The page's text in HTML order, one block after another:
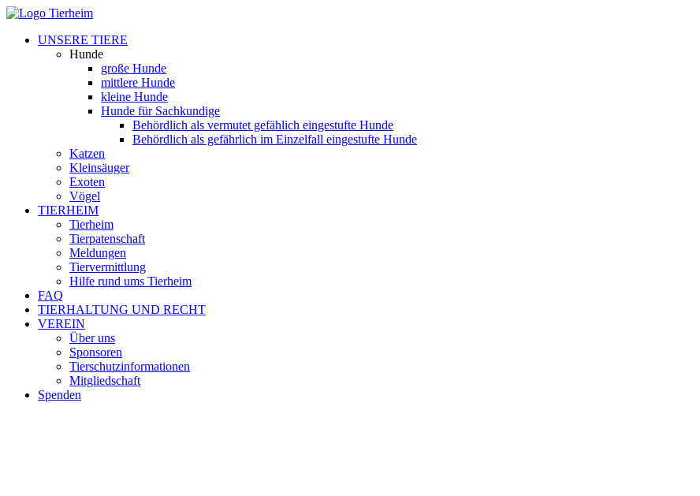
UNSERE TIERE
Hunde
große Hunde
mittlere Hunde
kleine Hunde
Hunde für Sachkundige
Behördlich als vermutet gefählich eingestufte Hunde
Behördlich als gefährlich im Einzelfall eingestufte Hunde
Katzen
Kleinsäuger
Exoten
Vögel
TIERHEIM
Tierheim
Tierpatenschaft
Meldungen
Tiervermittlung
Hilfe rund ums Tierheim
FAQ
TIERHALTUNG UND RECHT
VEREIN
Über uns
Sponsoren
Tierschutzinformationen
Mitgliedschaft
Spenden